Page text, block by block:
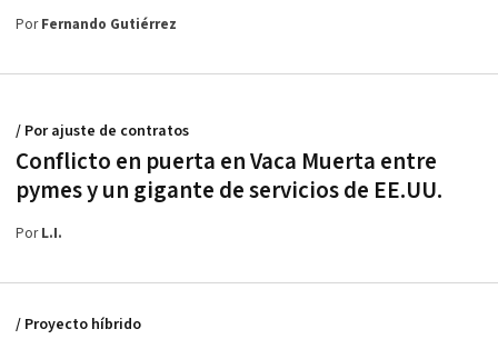
PorFernando Gutiérrez
Conflicto en puerta en Vaca Muerta entre
pymes y un gigante de servicios de EE.UU.
/ Por ajuste de contratos
PorL.I.
/ Proyecto híbrido